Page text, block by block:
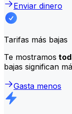
Enviar dinero
Tarifas más bajas
Te mostramos
bajas significan
Gasta menos